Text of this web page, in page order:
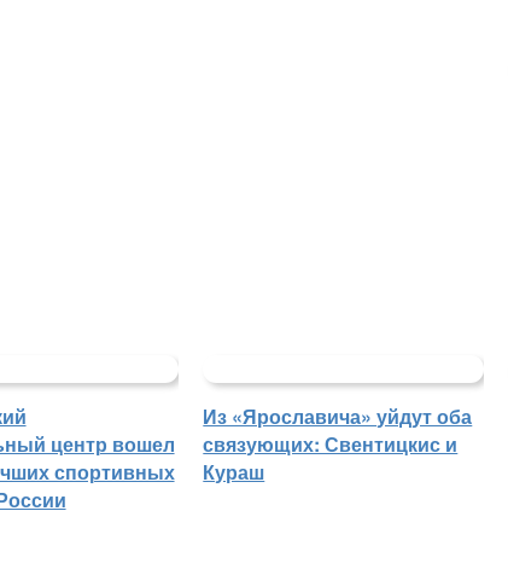
центр вошел
спортивных
Из «Ярославича» уйдут оба
связующих: Свентицкис и
Кураш